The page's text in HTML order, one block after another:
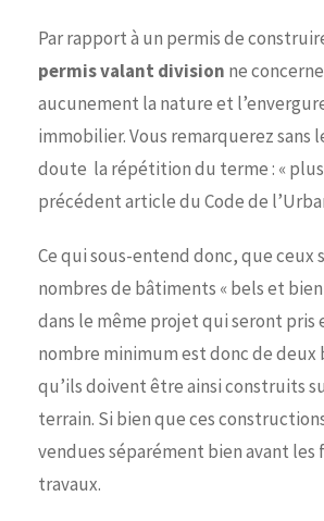
Par rapport à un permis de
permis valant division ne
aucunement la nature et
immobilier. Vous remarquerez sans
doute la répétition du terme : «
précédent article du Code de
Ce qui sous-entend donc, que ceux
nombres de bâtiments « bels et
dans le même projet qui seront pris
nombre minimum est donc de
qu’ils doivent être ainsi construits
terrain. Si bien que ces
vendues séparément bien avant les
travaux.